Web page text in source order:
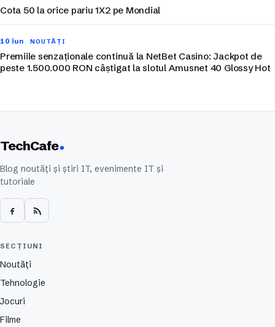
Cota 50 la orice pariu 1X2 pe Mondial
10 iun NOUTĂȚI
Premiile senzaționale continuă la NetBet Casino: Jackpot de
peste 1.500.000 RON câștigat la slotul Amusnet 40 Glossy Hot
TechCafe
Blog noutăți și știri IT, evenimente IT și
tutoriale
SECȚIUNI
Noutăți
Tehnologie
Jocuri
Filme